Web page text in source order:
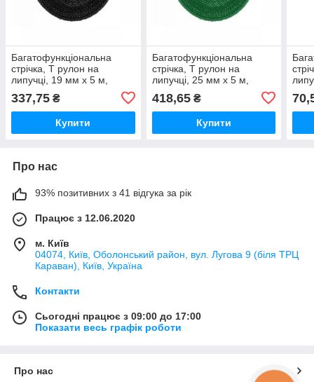
Багатофункціональна
стрічка, Т рулон на
липучці, 19 мм х 5 м,
чорний, TYHLT19005/BK
337,75 ₴
Купити
Багатофункціональна
стрічка, Т рулон на
липучці, 25 мм х 5 м,
зелений, TYHLT25005/GR
418,65₴
Купити
Про нас
93% позитивних з 41 відгука за рік
Працює з 12.06.2020
м. Київ
04074, Київ, Оболонський район, вул. Лугова 9 (біля ТРЦ
Караван), Київ, Україна
Контакти
Сьогодні працює з 09:00 до 17:00
Показати весь графік роботи
Про нас